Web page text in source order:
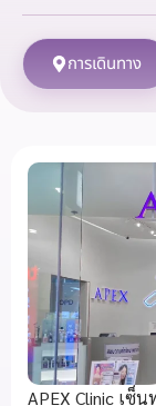
การเดินทาง
APEX Clinic เซ็